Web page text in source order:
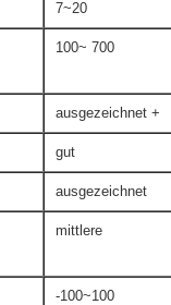
7~20
100~ 700
ausgezeichnet +
gut
ausgezeichnet
mittlere
-100~100